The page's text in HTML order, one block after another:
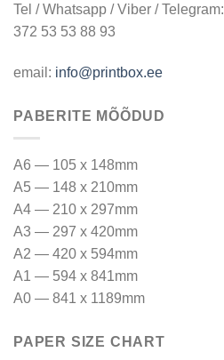
Tel / Whatsapp / Viber / Telegram:
372 53 53 88 93
email: info@printbox.ee
PABERITE MÕÕDUD
A6 — 105 x 148mm
A5 — 148 x 210mm
A4 — 210 x 297mm
A3 — 297 x 420mm
A2 — 420 x 594mm
A1 — 594 x 841mm
A0 — 841 x 1189mm
PAPER SIZE CHART